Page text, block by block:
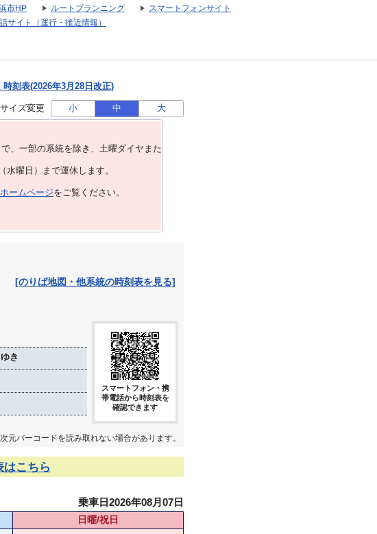
市HP ルートプランニング
スマートフォンサイト
サイト（運行・接近情報）
時刻表(2026年3月28日改正)
イズ変更 小 中 大
、⼀部の系統を除き、⼟曜ダイヤまた
曜日）まで運休します。
ームページをご覧ください。
[のりば地図・他系統の時刻表を見る]
き
スマートフォン・携
帯電話から時刻表を
確認できます
バーコードを読み取れない場合があります。
はこちら
乗車日2026年08月07日
日曜/祝日